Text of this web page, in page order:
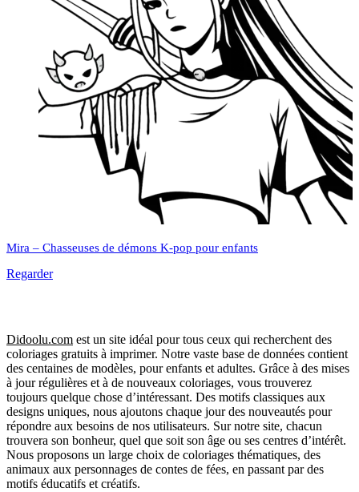
Mira – Chasseuses de démons K-pop pour enfants
Regarder
Didoolu.com est un site idéal pour tous ceux qui recherchent des
coloriages gratuits à imprimer. Notre vaste base de données contient
des centaines de modèles, pour enfants et adultes. Grâce à des mises
à jour régulières et à de nouveaux coloriages, vous trouverez
toujours quelque chose d’intéressant. Des motifs classiques aux
designs uniques, nous ajoutons chaque jour des nouveautés pour
répondre aux besoins de nos utilisateurs. Sur notre site, chacun
trouvera son bonheur, quel que soit son âge ou ses centres d’intérêt.
Nous proposons un large choix de coloriages thématiques, des
animaux aux personnages de contes de fées, en passant par des
motifs éducatifs et créatifs.